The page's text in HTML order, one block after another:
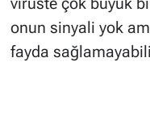
onun sinyali yok
fayda